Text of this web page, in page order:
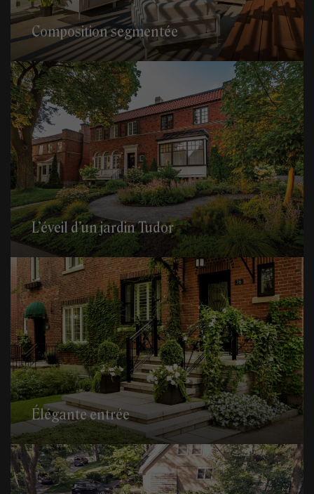
Composition segmentée
L’éveil d’un jardin Tudor
Élégante entrée